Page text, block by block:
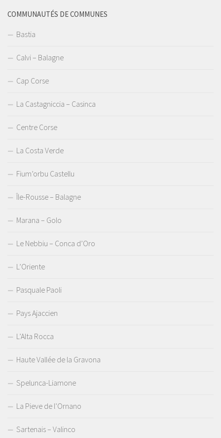
COMMUNAUTÉS DE COMMUNES
Bastia
Calvi – Balagne
Cap Corse
La Castagniccia – Casinca
Centre Corse
La Costa Verde
Fium’orbu Castellu
Île-Rousse – Balagne
Marana – Golo
Le Nebbiu – Conca d’Oro
L’Oriente
Pasquale Paoli
Pays Ajaccien
L’Alta Rocca
Haute Vallée de la Gravona
Spelunca-Liamone
La Pieve de l’Ornano
Sartenais – Valinco